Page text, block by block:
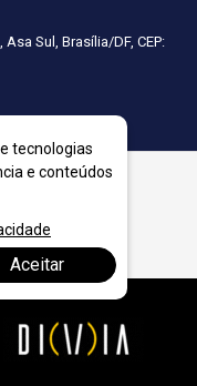
Asa Sul, Brasília/DF, CEP:
tecnologias
e conteúdos
Aceitar